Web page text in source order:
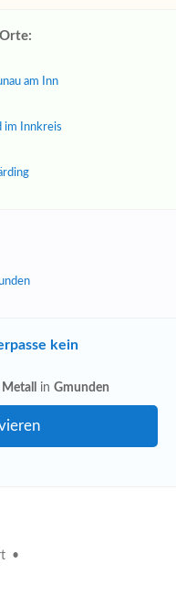
am Inn
im Innkreis
kein
Metall in Gmunden